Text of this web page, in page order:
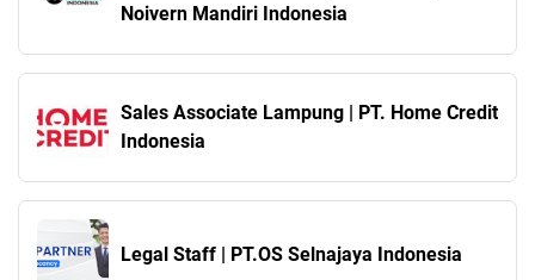
Noivern Mandiri Indonesia
Sales Associate Lampung | PT. Home Credit
Indonesia
Legal Staff | PT.OS Selnajaya Indonesia